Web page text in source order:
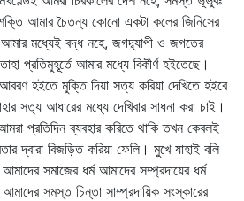
আমার চৈতন্য কোনো একটা কলের জিনিসের
মধ্যেই বদ্ধ নহে, জগদ্ব্যাপী ও জগতের
প্রতিমুহূর্তে আমার মধ্যে বিকীর্ণ হইতেছে।
হইতে মুক্তি দিয়া সত্য করিয়া দেখিতে হইবে
সত্য আধারের মধ্যে দেখিবার সাধনা করা চাই।
প্রতিদিন ব্যবহার করিতে থাকি তখন কেবলই
দ্বারা বিজড়িত করিয়া ফেলি। মুখে যাহাই বলি
সমাজের ধর্ম আমাদের সম্প্রদায়ের ধর্ম
সমস্ত চিন্তা সাম্প্রদায়িক সংস্কারের